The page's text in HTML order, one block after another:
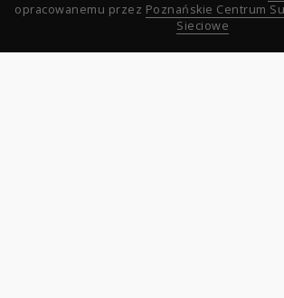
opracowanemu przez Poznańskie Centrum
Sieciowe